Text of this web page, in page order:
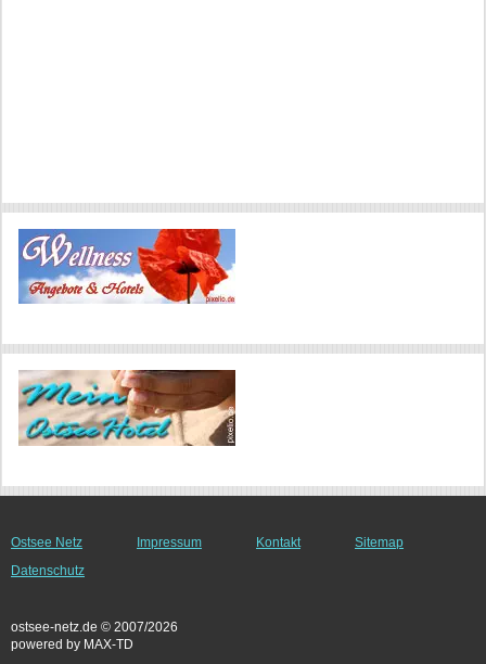
Ostsee Netz Impressum Kontakt
Sitemap
Datenschutz
ostsee-netz.de © 2007/2026
powered by MAX-TD